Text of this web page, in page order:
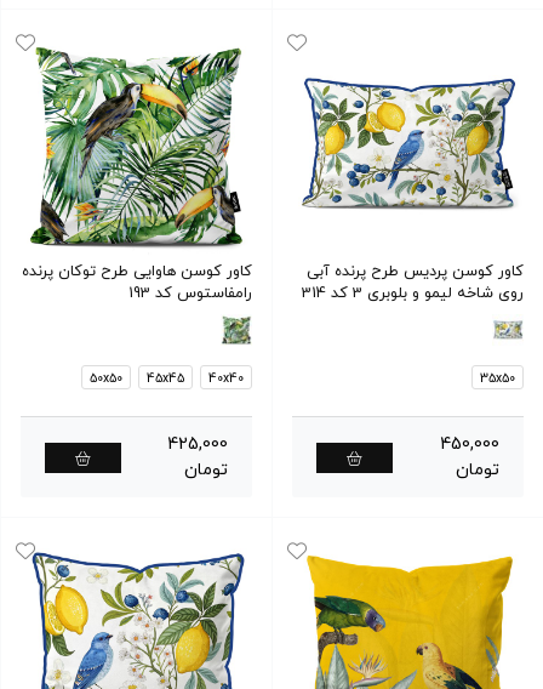
کاور کوسن پردیس طرح پرنده آبی
روی شاخه لیمو و بلوبری 3 کد 314
35x50
450,000
تومان
کاور کوسن هاوایی طرح توکان پرنده
رامفاستوس کد 193
40x40
45x45
50x50
425,000
تومان